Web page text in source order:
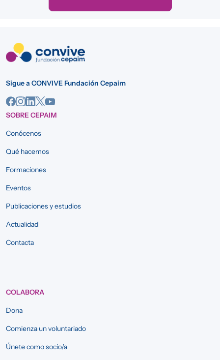
Sigue a CONVIVE Fundación Cepaim
SOBRE CEPAIM
Conócenos
Qué hacemos
Formaciones
Eventos
Publicaciones y estudios
Actualidad
Contacta
COLABORA
Dona
Comienza un voluntariado
Únete como socio/a